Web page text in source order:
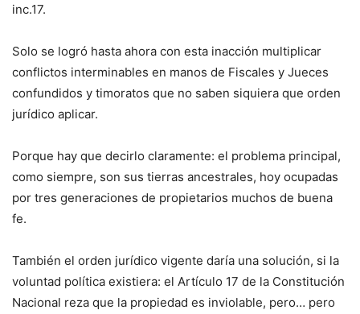
inc.17.
Solo se logró hasta ahora con esta inacción multiplicar
conflictos interminables en manos de Fiscales y Jueces
confundidos y timoratos que no saben siquiera que orden
jurídico aplicar.
Porque hay que decirlo claramente: el problema principal,
como siempre, son sus tierras ancestrales, hoy ocupadas
por tres generaciones de propietarios muchos de buena
fe.
También el orden jurídico vigente daría una solución, si la
voluntad política existiera: el Artículo 17 de la Constitución
Nacional reza que la propiedad es inviolable, pero… pero